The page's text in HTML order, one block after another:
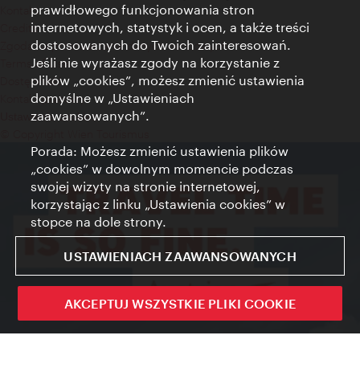
Kontakt
Credits
Zgoda na przetwarzanie danych osobowych
Terms of Use
Dostępność
Kontakt prasowy
Ustawienia cookies
prawidłowego funkcjonowania stron
internetowych, statystyk i ocen, a także treści
dostosowanych do Twoich zainteresowań.
Jeśli nie wyrażasz zgody na korzystanie z
plików „cookies”, możesz zmienić ustawienia
domyślne w „Ustawieniach
zaawansowanych”.
Porada: Możesz zmienić ustawienia plików
„cookies” w dowolnym momencie podczas
swojej wizyty na stronie internetowej,
korzystając z linku „Ustawienia cookies” w
stopce na dole strony.
USTAWIENIACH ZAAWANSOWANYCH
AKCEPTUJ WSZYSTKIE PLIKI COOKIE